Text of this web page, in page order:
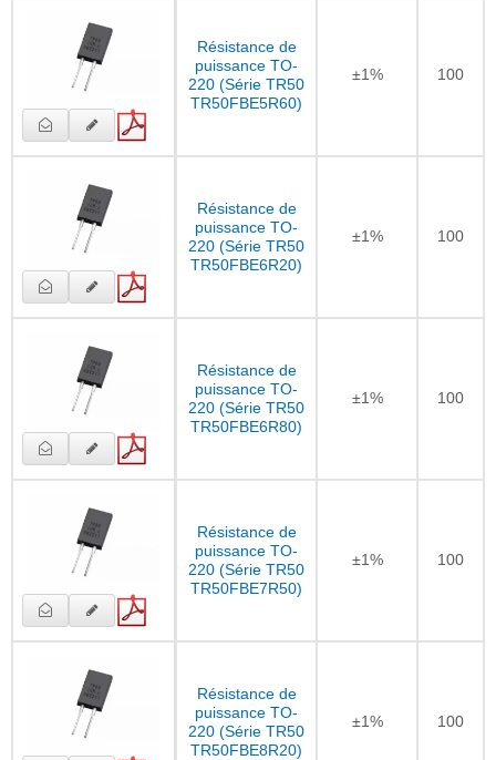
Résistance de
puissance TO-
220 (Série TR50
TR50FBE5R60)
±1% 100
Résistance de
puissance TO-
220 (Série TR50
TR50FBE6R20)
±1% 100
Résistance de
puissance TO-
220 (Série TR50
TR50FBE6R80)
±1% 100
Résistance de
puissance TO-
220 (Série TR50
TR50FBE7R50)
±1% 100
Résistance de
puissance TO-
220 (Série TR50
TR50FBE8R20)
±1% 100